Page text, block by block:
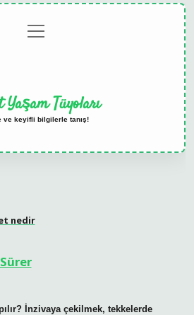
menüyü
aç
Tüyoları
ve keyifli bilgilerle tanış!
nedir
İnzivaya çekilmek, tekkelerde